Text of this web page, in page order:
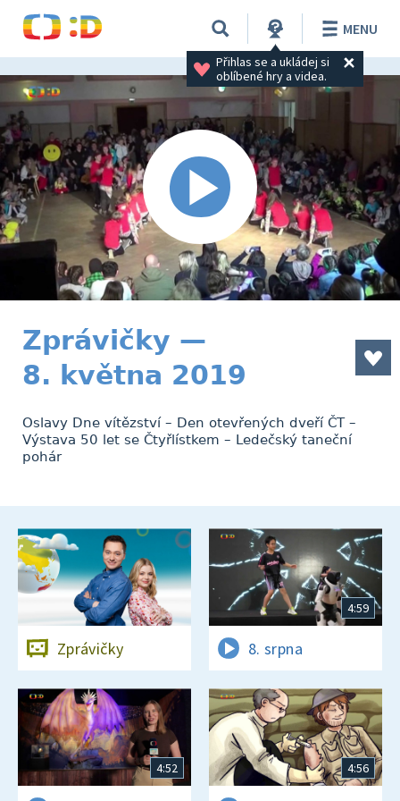
Přihlas se a ukládej si
oblíbené hry a videa.
MENU
Zprávičky —
8. května 2019
Oslavy Dne vítězství – Den otevřených dveří ČT –
Výstava 50 let se Čtyřlístkem – Ledečský taneční
pohár
Zprávičky
4:59
8. srpna
4:52 4:56